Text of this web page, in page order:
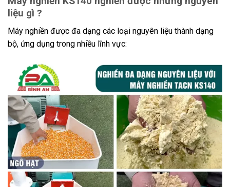
liệu gì ?
Máy nghiền được đa dạng các loại nguyên liệu thành dạng
bộ, ứng dụng trong nhiều lĩnh vực: